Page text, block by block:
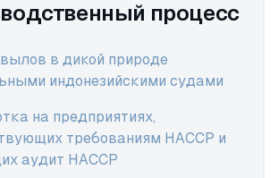
процесс
в дикой природе
индонезийскими судами
на предприятиях,
требованиям HACCP и
аудит HACCP